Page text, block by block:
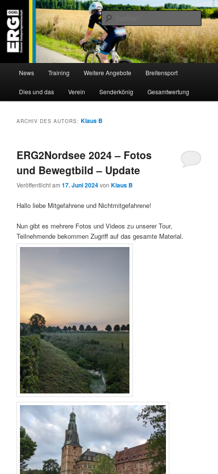
Inhalt
wechseln
sekundären
Inhalt
wechselnERG 1900 e.V
Willkommen bei der Essener Radsportgemeinschaft
News Training Weitere Angebote Breitensport
Dies und das Verein Senderkönig Gesamtwertung
ARCHIV DES AUTORS: Klaus B
ERG2Nordsee 2024 – Fotos
und Bewegtbild – Update
Veröffentlicht am17. Juni 2024vonKlaus B
Hallo liebe Mitgefahrene und Nichtmitgefahrene!
Nun gibt es mehrere Fotos und Videos zu unserer Tour,
Teilnehmende bekommen Zugriff auf das gesamte Material.